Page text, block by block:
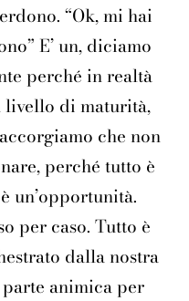
“Ok, mi hai
E’ un, diciamo
perché in realtà
livello di maturità,
che non
perché tutto è
un’opportunità.
per caso. Tutto è
dalla nostra
animica per